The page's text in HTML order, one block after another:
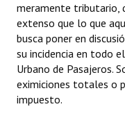
meramente tributario,
extenso que lo que
busca poner en
su incidencia en todo
Urbano de Pasajeros.
eximiciones totales o
impuesto.